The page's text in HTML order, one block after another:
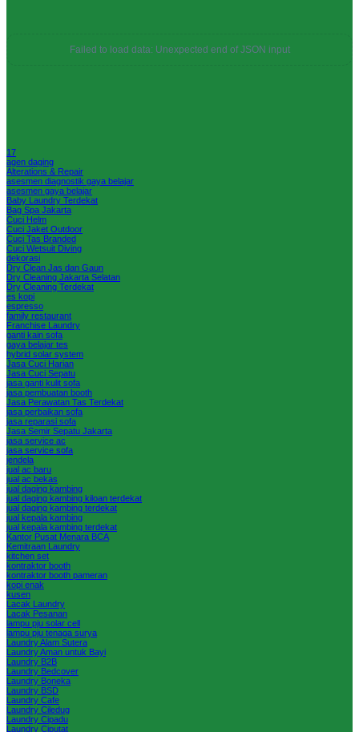
Failed to load data: Unexpected end of JSON input
17
agen daging
Alterations & Repair
asesmen diagnostik gaya belajar
asesmen gaya belajar
Baby Laundry Terdekat
Bag Spa Jakarta
Cuci Helm
Cuci Jaket Outdoor
Cuci Tas Branded
Cuci Wetsuit Diving
dekorasi
Dry Clean Jas dan Gaun
Dry Cleaning Jakarta Selatan
Dry Cleaning Terdekat
es kopi
espresso
family restaurant
Franchise Laundry
ganti kain sofa
gaya belajar tes
hybrid solar system
Jasa Cuci Harian
Jasa Cuci Sepatu
jasa ganti kulit sofa
jasa pembuatan booth
Jasa Perawatan Tas Terdekat
jasa perbaikan sofa
jasa reparasi sofa
Jasa Semir Sepatu Jakarta
jasa service ac
jasa service sofa
jendela
jual ac baru
jual ac bekas
jual daging kambing
jual daging kambing kiloan terdekat
jual daging kambing terdekat
jual kepala kambing
jual kepala kambing terdekat
Kantor Pusat Menara BCA
Kemitraan Laundry
kitchen set
kontraktor booth
kontraktor booth pameran
kopi enak
kusen
Lacak Laundry
Lacak Pesanan
lampu pju solar cell
lampu pju tenaga surya
Laundry Alam Sutera
Laundry Aman untuk Bayi
Laundry B2B
Laundry Bedcover
Laundry Boneka
Laundry BSD
Laundry Cafe
Laundry Ciledug
Laundry Cipadu
Laundry Ciputat